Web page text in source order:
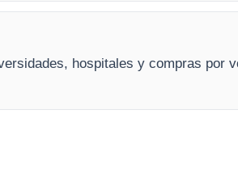
hospitales y compras por